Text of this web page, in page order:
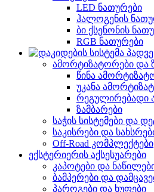
LED ნათურები
ჰალოგენის
ბი ქსენონის
RGB ნათურები
ამორტიზატორები და
წინა
უკანა
რეგულირებადი
ზამბარები
საჭის სისტემები და
საკისრები და
Off-Road კომპლექტები
ექსტერიერის აქსესუარები
კაპოტები და
ბამპერები და
პაროგები და ხუფები